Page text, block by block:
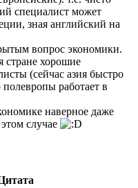
специалист может
зная английский на
вопрос экономики.
стране хорошие
(сейчас азия быстро
полевропы работает в
наверное даже
случае